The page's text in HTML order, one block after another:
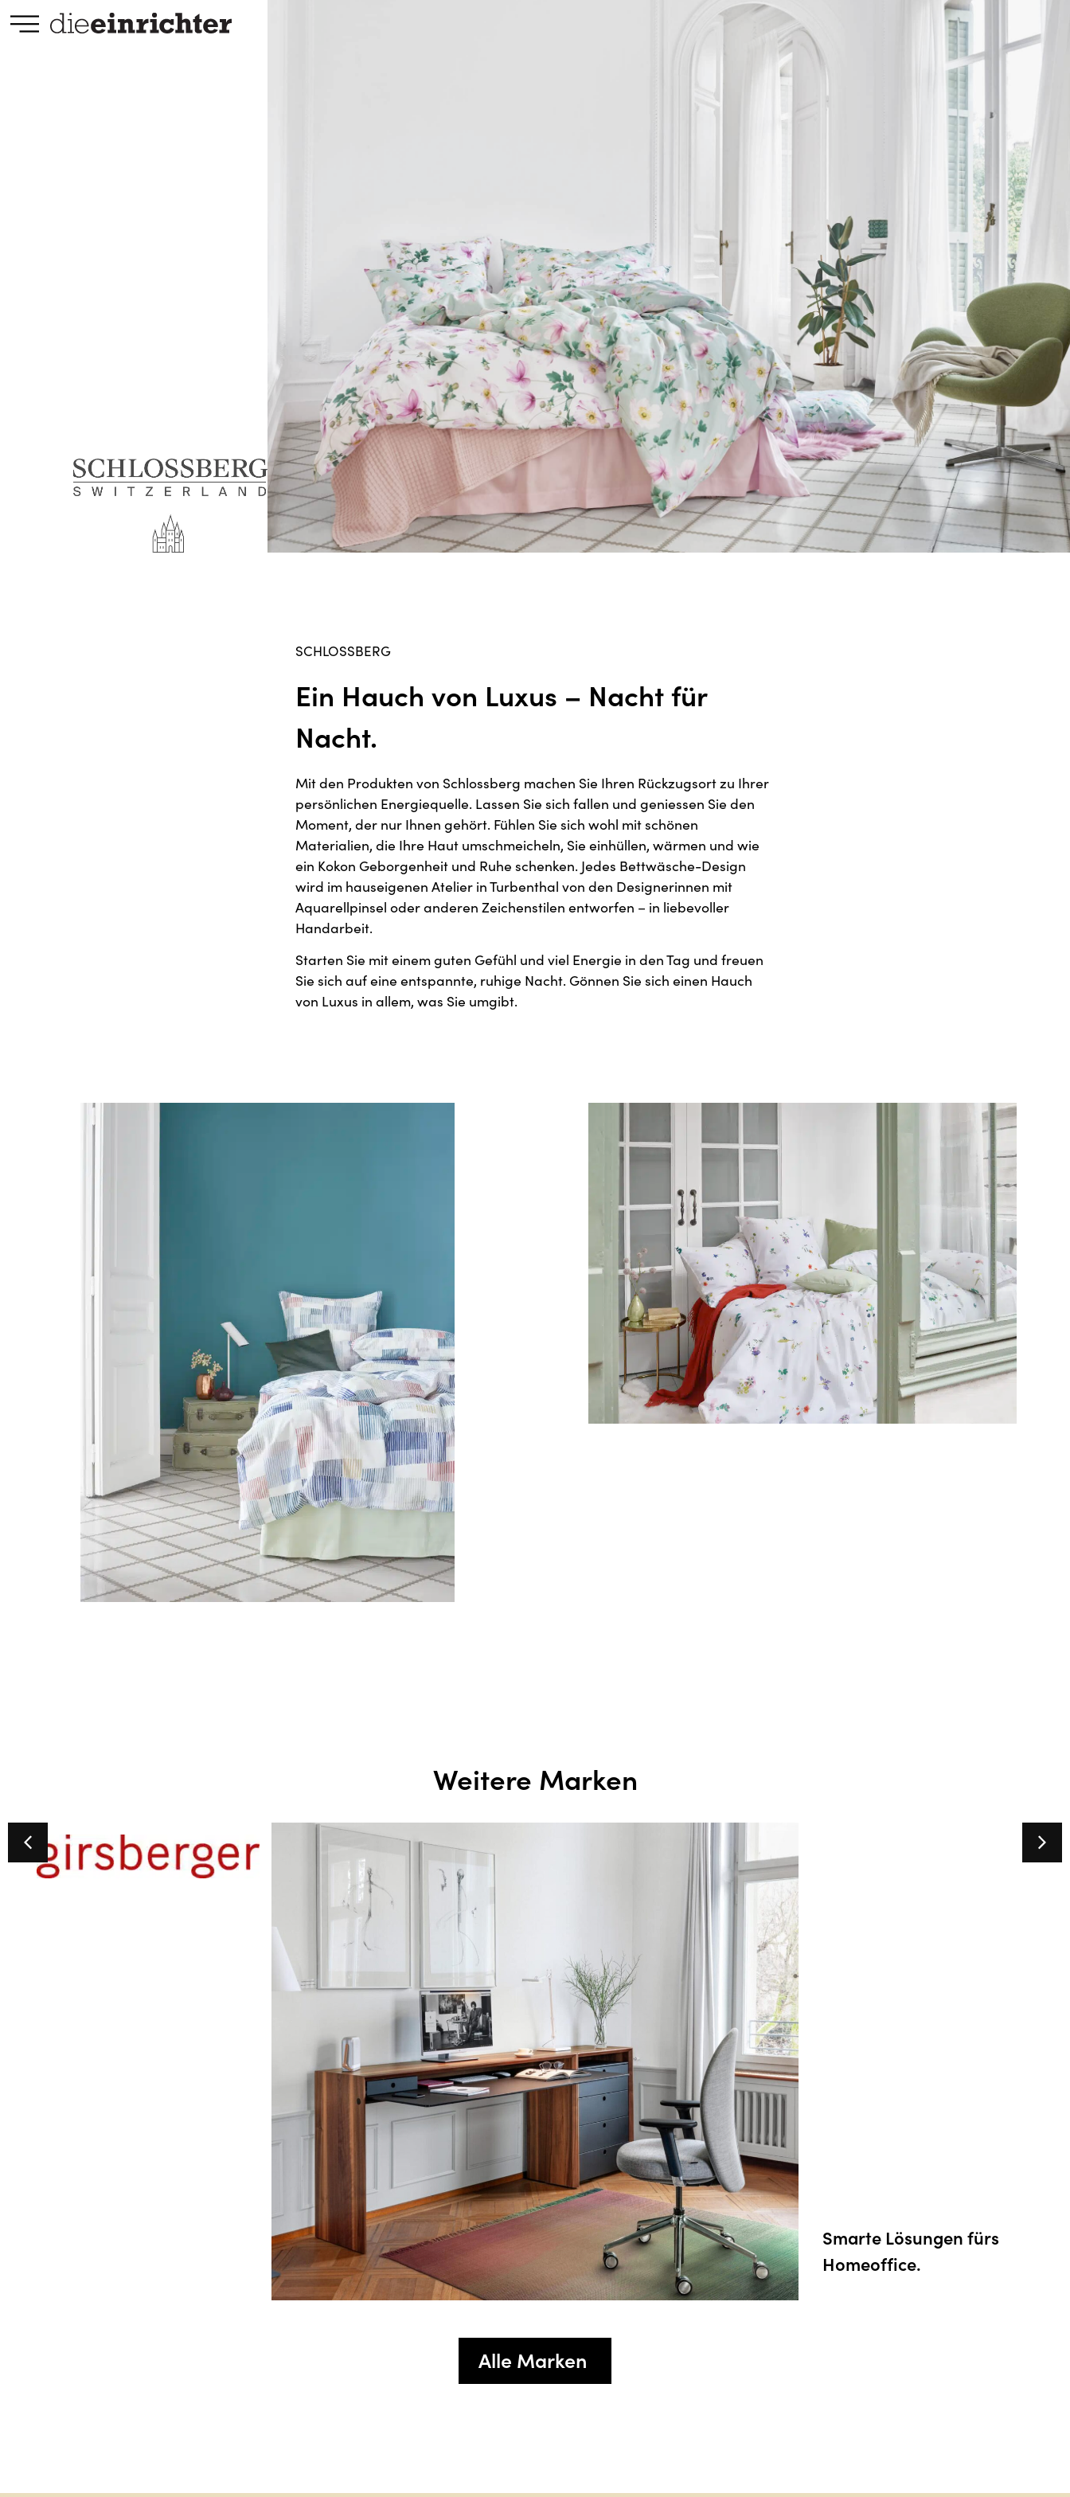
SCHLOSSBERG
Ein Hauch von Luxus – Nacht für
Nacht.
Mit den Produkten von Schlossberg machen Sie Ihren Rückzugsort zu Ihrer
persönlichen Energiequelle. Lassen Sie sich fallen und geniessen Sie den
Moment, der nur Ihnen gehört. Fühlen Sie sich wohl mit schönen
Materialien, die Ihre Haut umschmeicheln, Sie einhüllen, wärmen und wie
ein Kokon Geborgenheit und Ruhe schenken. Jedes Bettwäsche-Design
wird im hauseigenen Atelier in Turbenthal von den Designerinnen mit
Aquarellpinsel oder anderen Zeichenstilen entworfen – in liebevoller
Handarbeit.
Starten Sie mit einem guten Gefühl und viel Energie in den Tag und freuen
Sie sich auf eine entspannte, ruhige Nacht. Gönnen Sie sich einen Hauch
von Luxus in allem, was Sie umgibt.
Weitere Marken
Erholsames Zuhause.
Alle Marken